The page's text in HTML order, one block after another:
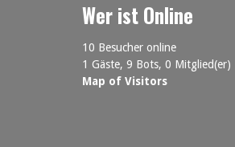
Wer ist Online
10 Besucher online
1 Gäste, 9 Bots, 0 Mitglied(er)
Map of Visitors